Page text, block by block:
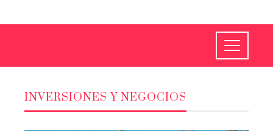
INVERSIONES Y NEGOCIOS